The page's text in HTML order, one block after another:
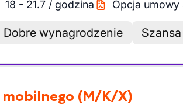
18 - 21.7 / godzina Opcja umowy
Dobre wynagrodzenie
mobilnego (M/K/X)